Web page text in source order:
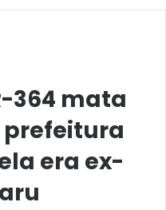
364 mata
era ex-